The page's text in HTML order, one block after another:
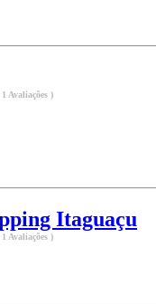
Avaliações )
Itaguaçu
Avaliações )